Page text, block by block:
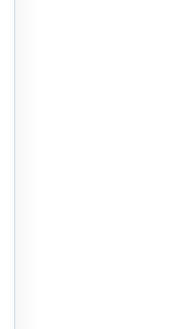
Photovoltaik
insbesondere
Gebäuden.
befürwortet,
den
unter
von
und